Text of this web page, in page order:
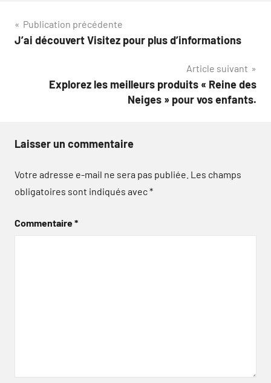
Navigation
de
Publication précédente
J’ai découvert Visitez pour plus d’informations
Article suivant
Explorez les meilleurs produits « Reine des
Neiges » pour vos enfants.
Laisser un commentaire
Votre adresse e-mail ne sera pas publiée. Les champs
obligatoires sont indiqués avec*
Commentaire*